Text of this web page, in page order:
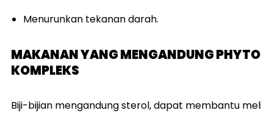
Menurunkan tekanan darah.
MAKANAN YANG MENGANDUNG
KOMPLEKS
Biji-bijian mengandung sterol, dapat membantu